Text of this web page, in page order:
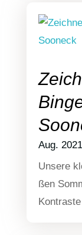
Aug. 2021
Unse­re
ßen